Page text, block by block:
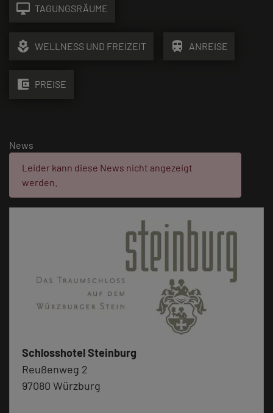
desktop_mac TAGUNGSRÄUME
local_florist WELLNESS UND FREIZEIT train ANREISE
account_balance_wallet PREISE
News
Fehler:
Leider kann diese News nicht angezeigt
werden.
Schlosshotel Steinburg
Reußenweg 2
97080 Würzburg